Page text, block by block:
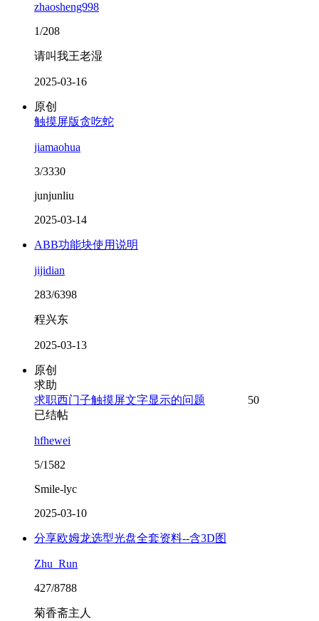
zhaosheng998
1/208
请叫我王老湿
2025-03-16
原创
触摸屏版贪吃蛇
jiamaohua
3/3330
junjunliu
2025-03-14
ABB功能块使用说明
jijidian
283/6398
程兴东
2025-03-13
原创
求助
求职西门子触摸屏文字显示的问题
50
已结帖
hfhewei
5/1582
Smile-lyc
2025-03-10
分享欧姆龙选型光盘全套资料--含3D图
Zhu_Run
427/8788
菊香斋主人